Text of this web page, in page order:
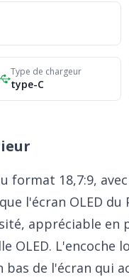
Type de chargeur
type-C
format 18,7:9,
l'écran OLED
appréciable en
L'encoche
de l'écran qui